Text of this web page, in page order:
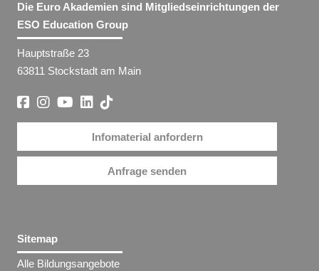
Die Euro Akademien sind Mitgliedseinrichtungen der
ESO Education Group
Hauptstraße 23
63811 Stockstadt am Main
Infomaterial anfordern
Anfrage senden
Sitemap
Alle Bildungsangebote